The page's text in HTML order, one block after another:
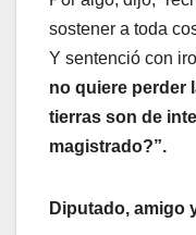
sostener a toda
Y sentenció con
no quiere perder
tierras son de
magistrado?”.
Diputado, amigo